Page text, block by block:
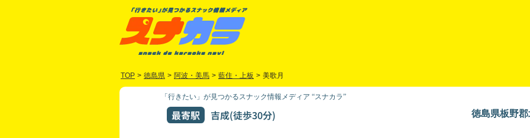
TOP > 徳島県 > 阿波・美馬 > 藍住・上板 > 美歌月
「行きたい」が見つかるスナック情報メディア “スナカラ”
最寄駅 吉成(徒歩30分) 徳島県板野